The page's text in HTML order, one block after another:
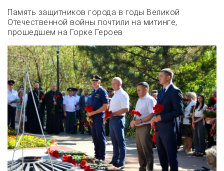
Память защитников города в годы Великой
Отечественной войны почтили на митинге,
прошедшем на Горке Героев